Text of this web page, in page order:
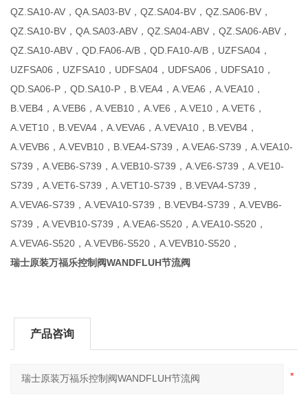
QZ.SA10-AV，QA.SA03-BV，QZ.SA04-BV，QZ.SA06-BV，
QZ.SA10-BV，QA.SA03-ABV，QZ.SA04-ABV，QZ.SA06-ABV，
QZ.SA10-ABV，QD.FA06-A/B，QD.FA10-A/B，UZFSA04，
UZFSA06，UZFSA10，UDFSA04，UDFSA06，UDFSA10，
QD.SA06-P，QD.SA10-P，B.VEA4，A.VEA6，A.VEA10，
B.VEB4，A.VEB6，A.VEB10，A.VE6，A.VE10，A.VET6，
A.VET10，B.VEVA4，A.VEVA6，A.VEVA10，B.VEVB4，
A.VEVB6，A.VEVB10，B.VEA4-S739，A.VEA6-S739，A.VEA10-
S739，A.VEB6-S739，A.VEB10-S739，A.VE6-S739，A.VE10-
S739，A.VET6-S739，A.VET10-S739，B.VEVA4-S739，
A.VEVA6-S739，A.VEVA10-S739，B.VEVB4-S739，A.VEVB6-
S739，A.VEVB10-S739，A.VEA6-S520，A.VEA10-S520，
A.VEVA6-S520，A.VEVB6-S520，A.VEVB10-S520，
瑞士原装万福乐控制阀WANDFLUH节流阀
产品咨询